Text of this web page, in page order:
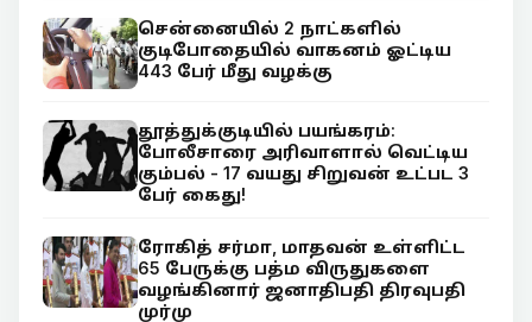
சென்னையில் 2 நாட்களில்
குடிபோதையில் வாகனம் ஓட்டிய
443 பேர் மீது வழக்கு
தூத்துக்குடியில் பயங்கரம்:
போலீசாரை அரிவாளால் வெட்டிய
கும்பல் - 17 வயது சிறுவன் உட்பட 3
பேர் கைது!
ரோகித் சர்மா, மாதவன் உள்ளிட்ட
65 பேருக்கு பத்ம விருதுகளை
வழங்கினார் ஜனாதிபதி திரவுபதி
முர்மு